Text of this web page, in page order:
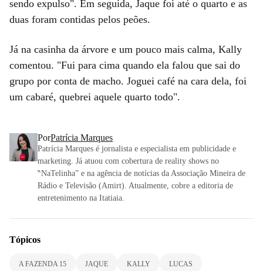
sendo expulso". Em seguida, Jaque foi até o quarto e as
duas foram contidas pelos peões.
Já na casinha da árvore e um pouco mais calma, Kally
comentou. "Fui para cima quando ela falou que sai do
grupo por conta de macho. Joguei café na cara dela, foi
um cabaré, quebrei aquele quarto todo".
PorPatrícia Marques
Patrícia Marques é jornalista e especialista em publicidade e
marketing. Já atuou com cobertura de reality shows no
‶NaTelinha” e na agência de notícias da Associação Mineira de
Rádio e Televisão (Amirt). Atualmente, cobre a editoria de
entretenimento na Itatiaia.
Tópicos
A FAZENDA 15 JAQUE KALLY LUCAS